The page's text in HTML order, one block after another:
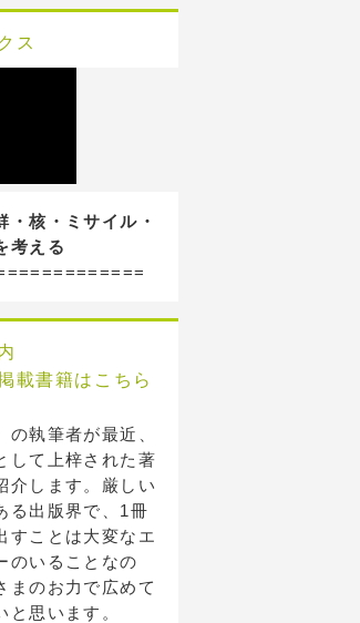
ス
・核・ミサイル・
考える
載書籍はこちら
の執筆者が最近、
して上梓された著
介します。厳しい
る出版界で、1冊
すことは大変なエ
のいることなの
まのお力で広めて
と思います。